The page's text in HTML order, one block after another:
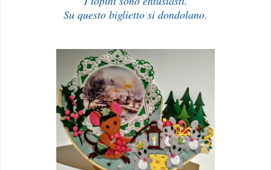
Su questo biglietto si dondolano.